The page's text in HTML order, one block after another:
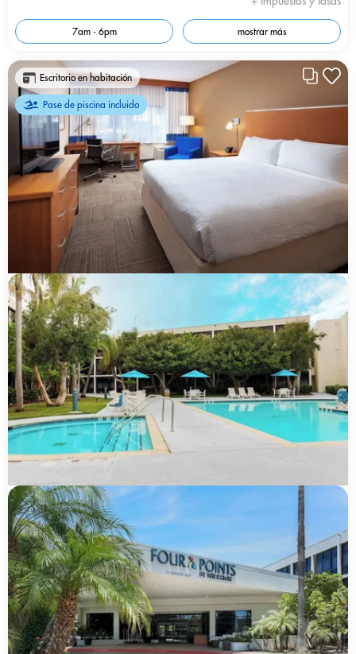
7am - 6pm mostrar más
Escritorio en habitación
Pase de piscina incluido